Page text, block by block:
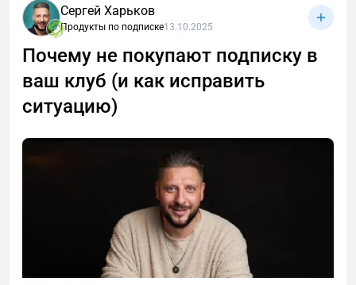
То есть те платежи, которые ежемесячно приходят
от ваших подписчиков. Но даже с небольшой
аудиторией в клубе можно зарабатывать больше.
Сергей Харьков
Продукты по подписке13.10.2025
Почему не покупают подписку в
ваш клуб (и как исправить
ситуацию)